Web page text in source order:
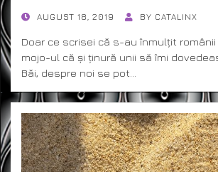
POSTEDAUGUST 18, 2019 BY CATALINX
Doar ce scrisei că s-au înmulțit
mojo-ul că și ținură unii să îmi
Băi, despre noi se pot…